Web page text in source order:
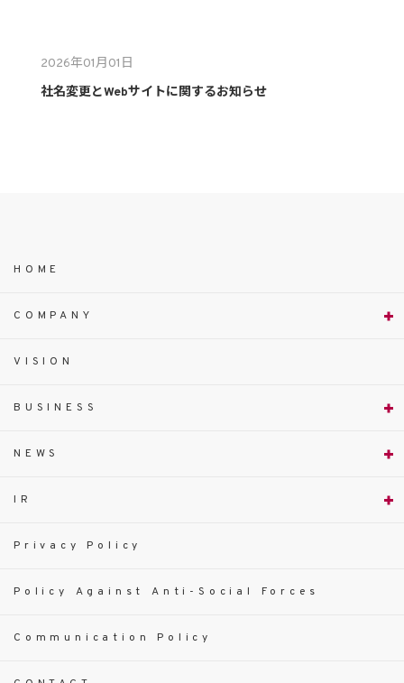
2026年01月01日
社名変更とWebサイトに関するお知らせ
HOME
COMPANY
VISION
BUSINESS
NEWS
IR
Privacy Policy
Policy Against Anti-Social Forces
Communication Policy